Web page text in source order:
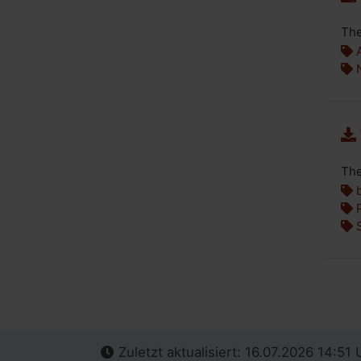
Zuletzt aktualisiert: 16.07.2026 14:51